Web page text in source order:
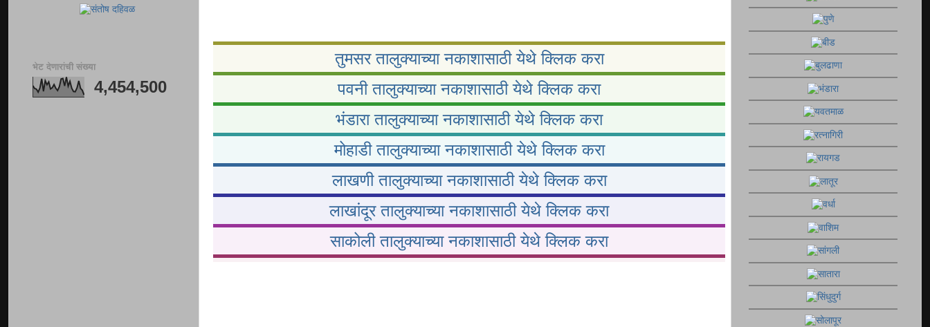
तुमसर तालुक्याच्या नकाशासाठी येथे क्लिक करा
पवनी तालुक्याच्या नकाशासाठी येथे क्लिक करा
भंडारा तालुक्याच्या नकाशासाठी येथे क्लिक करा
मोहाडी तालुक्याच्या नकाशासाठी येथे क्लिक करा
लाखणी तालुक्याच्या नकाशासाठी येथे क्लिक करा
लाखांदूर तालुक्याच्या नकाशासाठी येथे क्लिक करा
साकोली तालुक्याच्या नकाशासाठी येथे क्लिक करा
भेट देणारांची संख्या
4,454,500